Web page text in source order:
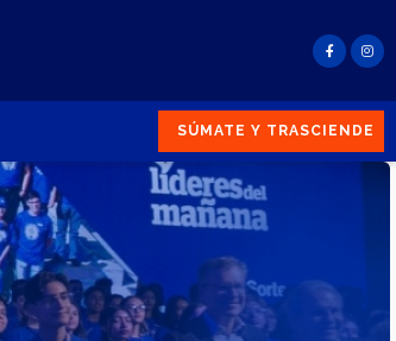
SÚMATE Y TRASCIENDE